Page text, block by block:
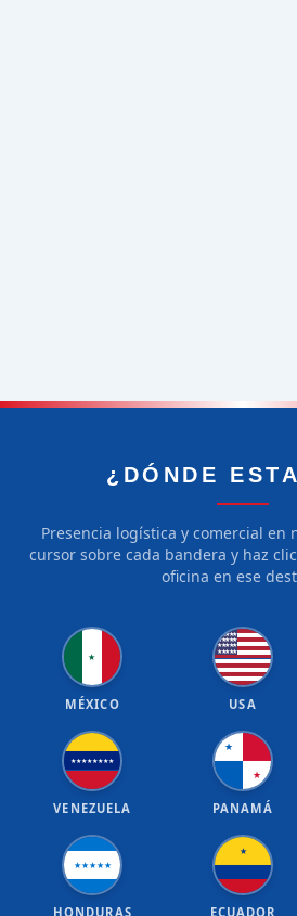
¿DÓNDE
Presencia logística y comercial en
cursor sobre cada bandera y haz
oficina en ese
★
MÉXICO
★★★★★
★★★★★
★★★★★
★★★★★
USA
★★★★★★★★
VENEZUELA
★
★
PANAMÁ
★★★★★
HONDURAS
★
ECUADOR